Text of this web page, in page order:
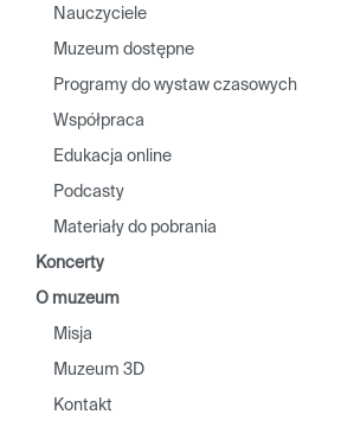
Nauczyciele
Muzeum dostępne
Programy do wystaw czasowych
Współpraca
Edukacja online
Podcasty
Materiały do pobrania
Koncerty
O muzeum
Misja
Muzeum 3D
Kontakt